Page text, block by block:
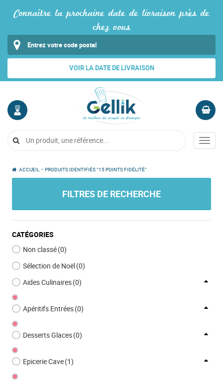
Connaître la prochaine date de livraison près de
chez vous
VOIR LA DATE DE LIVRAISON
COMPTE
Me
Vide
Menu
ACCUEIL • PRODUITS IDENTIFIÉS “15 POINTS FIDÉLITÉ”
FILTRES DE RECHERCHE
CATÉGORIES
Non classé(0)
Sélection de Noël(0)
Aides Culinaires(0)
Apéritifs Entrées(0)
Desserts Glaces(0)
Epicerie Cave(1)